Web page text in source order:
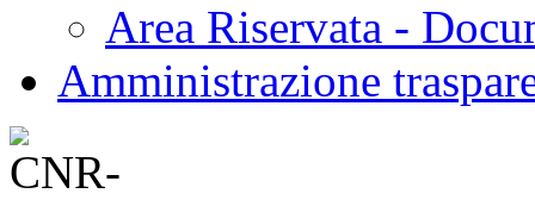
Area Riservata -
Amministrazione